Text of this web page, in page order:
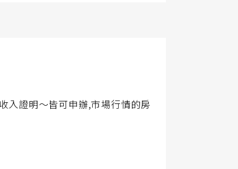
入證明～皆可申辦,市場行情的房